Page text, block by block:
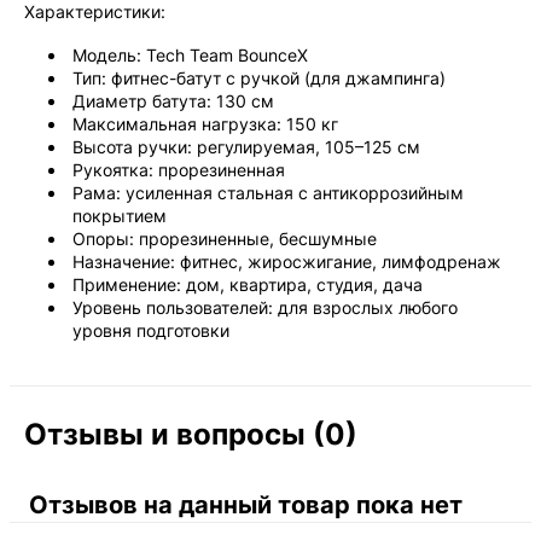
Характеристики:
Модель: Tech Team BounceX
Тип: фитнес-батут с ручкой (для джампинга)
Диаметр батута: 130 см
Максимальная нагрузка: 150 кг
Высота ручки: регулируемая, 105–125 см
Рукоятка: прорезиненная
Рама: усиленная стальная с антикоррозийным
покрытием
Опоры: прорезиненные, бесшумные
Назначение: фитнес, жиросжигание, лимфодренаж
Применение: дом, квартира, студия, дача
Уровень пользователей: для взрослых любого
уровня подготовки
Отзывы и вопросы (0)
Отзывов на данный товар пока нет